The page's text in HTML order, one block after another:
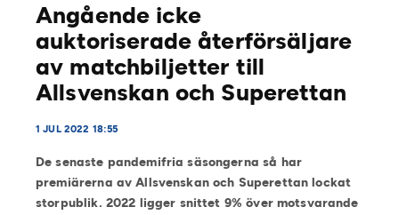
Angående icke
auktoriserade återförsäljare
av matchbiljetter till
Allsvenskan och Superettan
1 JUL 2022 18:55
De senaste pandemifria säsongerna så har
premiärerna av Allsvenskan och Superettan lockat
storpublik. 2022 ligger snittet 9% över motsvarande